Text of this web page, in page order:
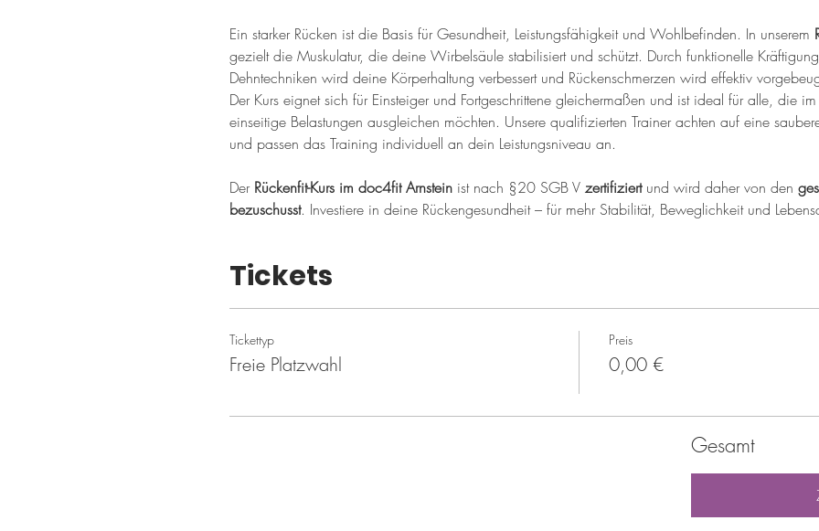
Ein starker Rücken ist die Basis für Gesundheit, Leistungsfähigkeit und Wohlbefinden. In unserem
gezielt die Muskulatur, die deine Wirbelsäule stabilisiert und schützt. Durch funktionelle
Dehntechniken wird deine Körperhaltung verbessert und Rückenschmerzen wird effektiv
Der Kurs eignet sich für Einsteiger und Fortgeschrittene gleichermaßen und ist ideal für alle, die
einseitige Belastungen ausgleichen möchten. Unsere qualifizierten Trainer achten auf eine
und passen das Training individuell an dein Leistungsniveau an.
Der Rückenfit-Kurs im doc4fit Arnstein ist nach §20 SGB V zertifiziert und wird daher von den
bezuschusst. Investiere in deine Rückengesundheit – für mehr Stabilität, Beweglichkeit und
Tickets
Tickettyp
Freie Platzwahl
Preis
0,00 €
Gesamt